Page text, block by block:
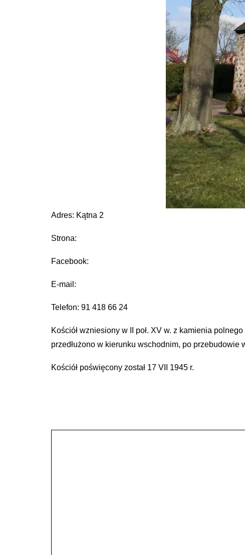
Adres: Kątna 2
Strona:
Facebook:
E-mail:
Telefon: 91 418 66 24
Kościół wzniesiony w II poł. XV w. z kamienia
przedłużono w kierunku wschodnim, po przebudowie
Kościół poświęcony został 17 VII 1945 r.